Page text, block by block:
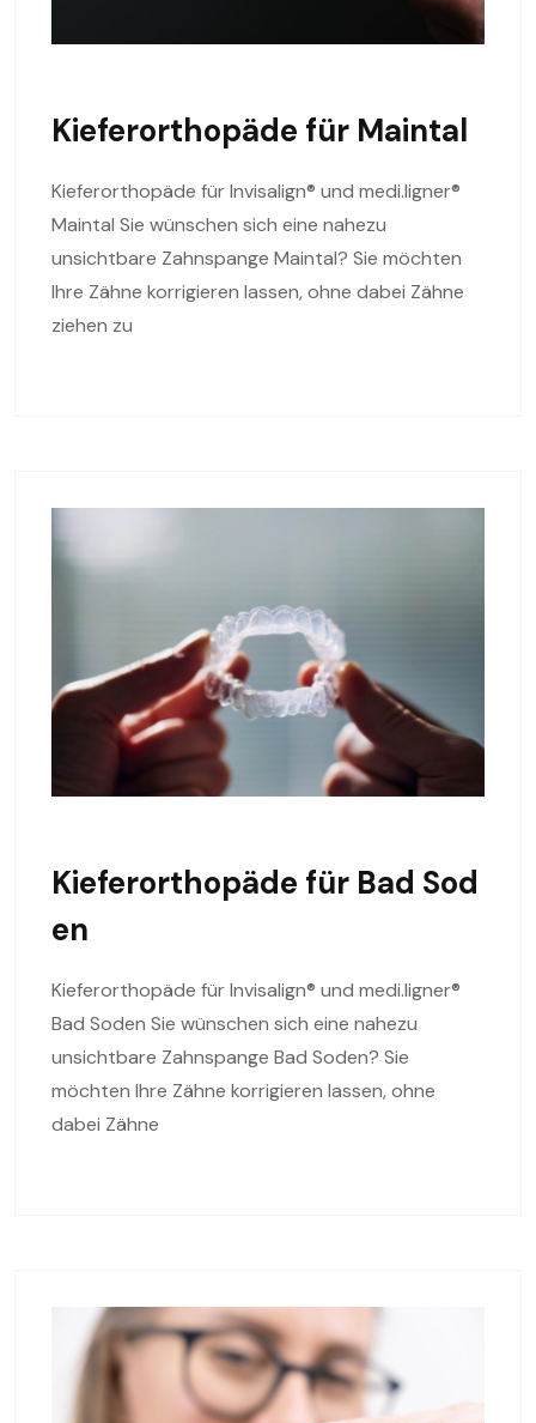
Kieferorthopäde für Maintal
Kieferorthopäde für Invisalign® und medi.ligner®
Maintal Sie wünschen sich eine nahezu
unsichtbare Zahnspange Maintal? Sie möchten
Ihre Zähne korrigieren lassen, ohne dabei Zähne
ziehen zu
Kieferorthopäde für Bad Sod
en
Kieferorthopäde für Invisalign® und medi.ligner®
Bad Soden Sie wünschen sich eine nahezu
unsichtbare Zahnspange Bad Soden? Sie
möchten Ihre Zähne korrigieren lassen, ohne
dabei Zähne